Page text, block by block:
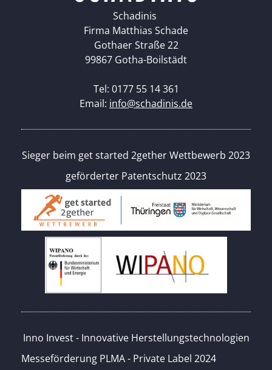
Schadinis
Firma Matthias Schade
Gothaer Straße 22
99867 Gotha-Boilstädt
Tel: 0177 55 14 361
Email: info@schadinis.de
Sieger beim get started 2gether Wettbewerb 2023
geförderter Patentschutz 2023
Inno Invest - Innovative Herstellungstechnologien
Messeförderung PLMA - Private Label 2024